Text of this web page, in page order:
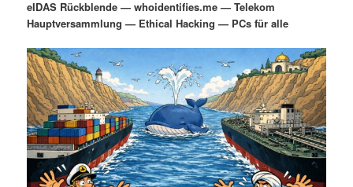
m
ä
r
e
n
u
n
d
ä
r
s
n
a
v
i
g
a
t
i
o
n
eIDAS Rückblende — whoidentifies.me — Telekom
Hauptversammlung — Ethical Hacking — PCs für alle